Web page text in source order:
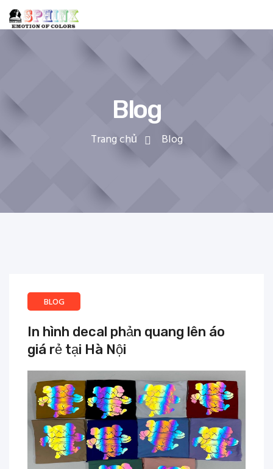
Blog
Trang chủ Blog
BLOG
In hình decal phản quang lên áo
giá rẻ tại Hà Nội